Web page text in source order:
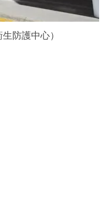
防護中心）